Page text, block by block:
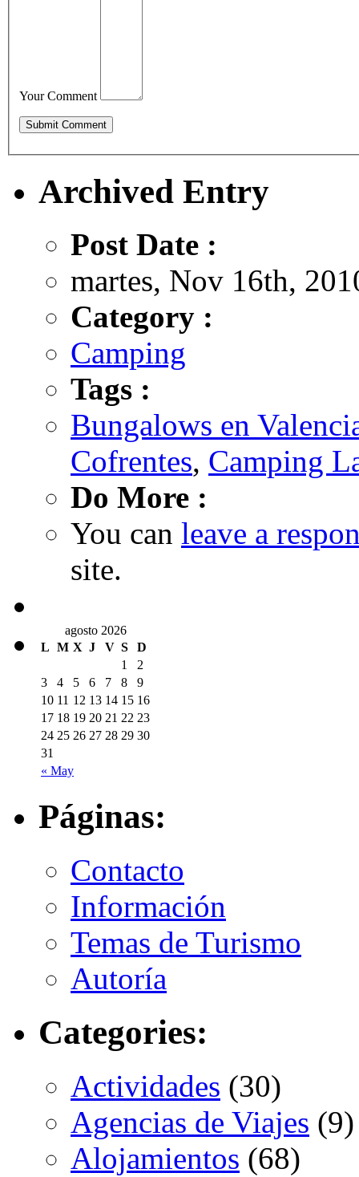
Your Comment
Archived Entry
Post Date :
martes, Nov 16th,
Category :
Camping
Tags :
Bungalows en
Cofrentes, Camping
Do More :
You can leave a
site.
agosto 2026
L M X J V S D
« May
1
2
3
4 5 6 7 8
9
10 11 12 13 14 15 16
17 18 19 20 21 22 23
24 25 26 27 28 29 30
31
Páginas:
Contacto
Información
Temas de Turismo
Autoría
Categories:
Actividades (30)
Agencias de Viajes (9)
Alojamientos (68)